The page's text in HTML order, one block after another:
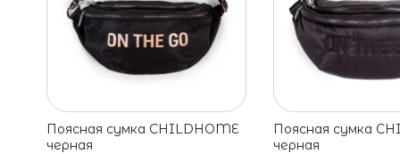
Поясная сумка CHILDHOME
черная
Поясная сумка
черная